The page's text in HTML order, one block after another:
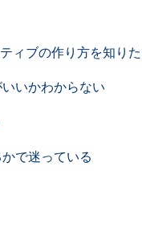
ィブの作り方を知り
いかわからない
で迷っている